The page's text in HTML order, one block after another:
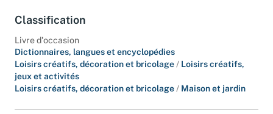
Classification
Livre d'occasion
Dictionnaires, langues et encyclopédies
Loisirs créatifs, décoration et bricolage / Loisirs créatifs,
jeux et activités
Loisirs créatifs, décoration et bricolage / Maison et jardin